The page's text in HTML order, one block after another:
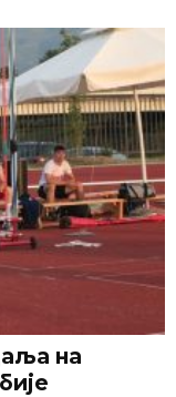
на